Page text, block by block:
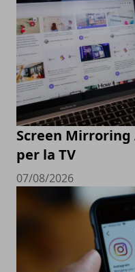
Screen
per la TV
07/08/2026